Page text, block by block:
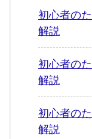
初心者の
解説
初心者の
解説
初心者の
解説